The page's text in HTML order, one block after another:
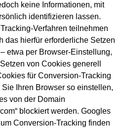
keine Informationen, mit
identifizieren lassen.
Verfahren teilnehmen
das hierfür erforderliche Setzen
etwa per Browser-Einstellung,
von Cookies generell
für Conversion-Tracking
Ihren Browser so einstellen,
von der Domain
blockiert werden. Googles
Conversion-Tracking finden